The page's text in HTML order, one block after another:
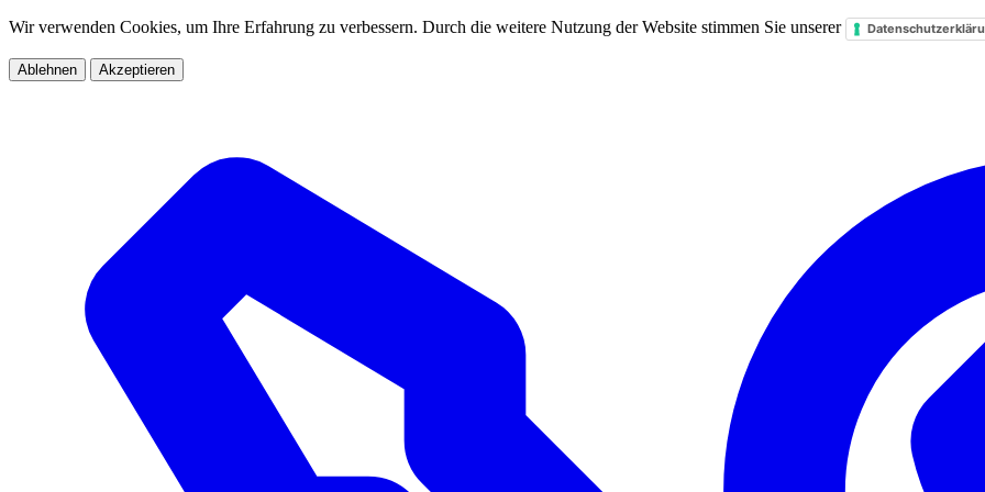
Wir verwenden Cookies, um Ihre Erfahrung zu verbessern. Durch die weitere Nutzung der Website stimmen Sie unserer
Ablehnen Akzeptieren